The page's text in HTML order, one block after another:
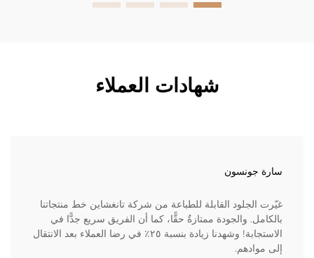
شهادات العملاء
سارة جونسون
غيّرت الجلود القابلة للطباعة من شركة تانغشاين خط منتجاتنا
بالكامل. والجودة ممتازةٌ حقًّا، كما أن الفريق سريع جدًّا في
الاستجابة! وشهدنا زيادة بنسبة ٢٥٪ في رضا العملاء بعد الانتقال
إلى موادهم.